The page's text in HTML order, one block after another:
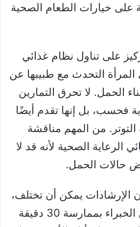
على خيارات الطعام الصحية
على تناول نظام غذائي
التحدث مع طبيبها عن
الحمل. لا تحرق التمارين
فحسب، بل إنها تقدم أيضًا
من المهم مناقشة
الرعاية الصحية لأنه قد لا
حالات الحمل.
الإرشادات يمكن أن تختلف،
يوصي العديد من الخبراء بممارسة 30 دقيقة